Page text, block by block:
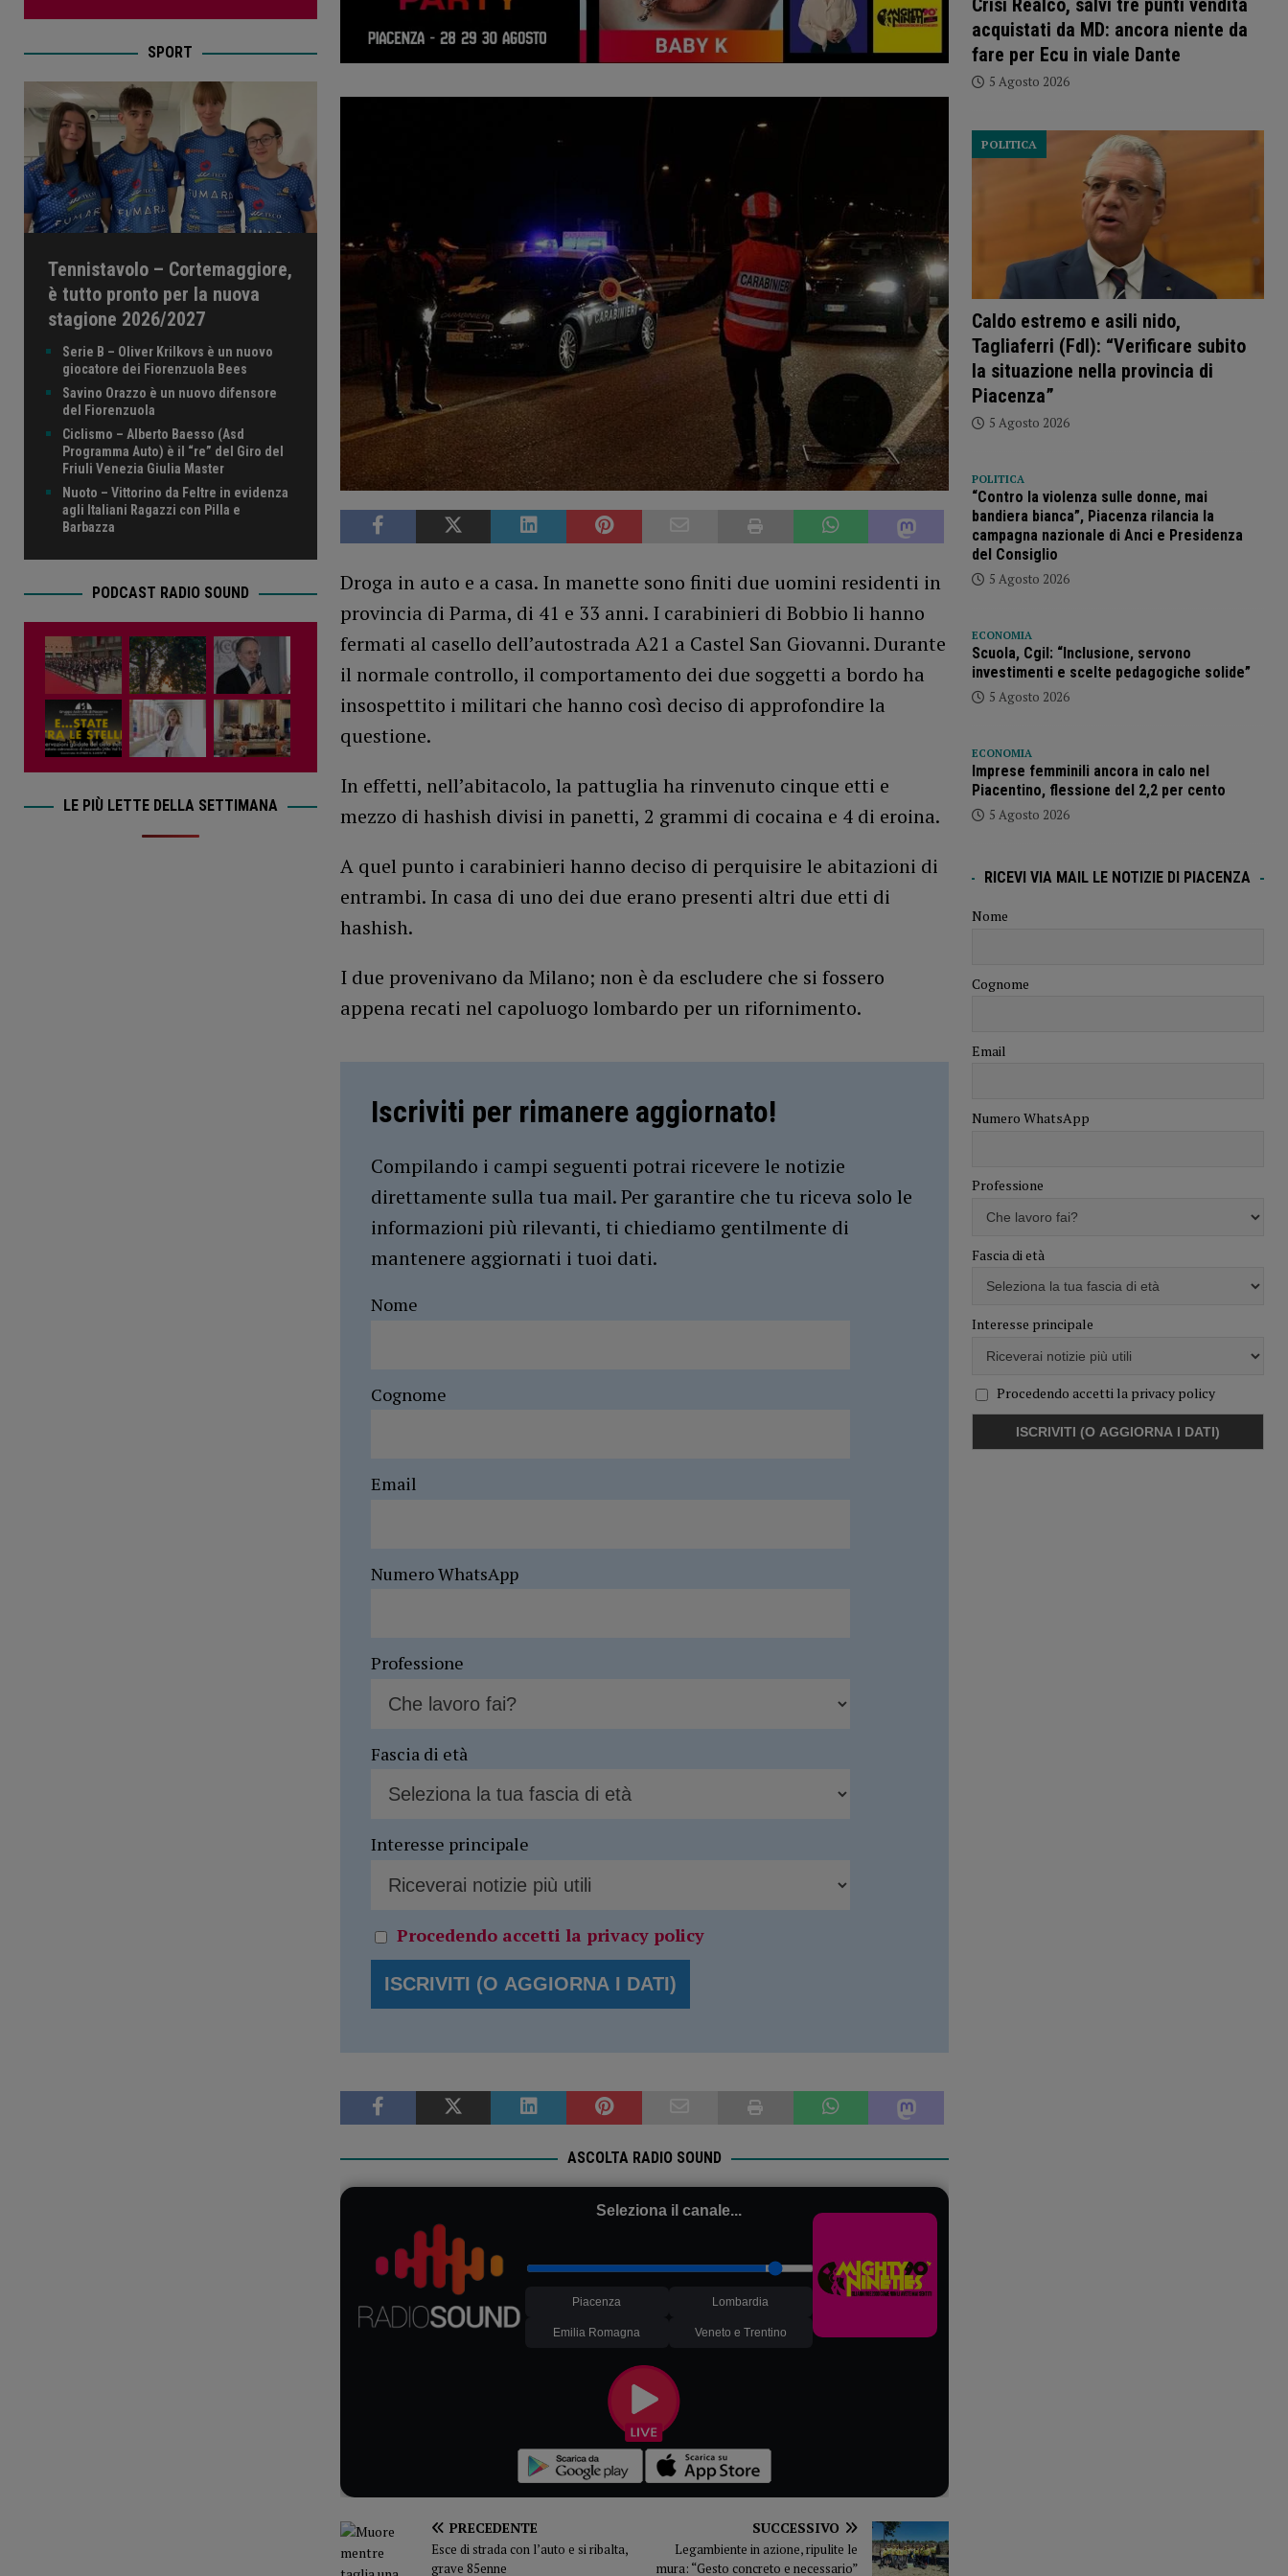
Droga in auto e a casa. In manette sono finiti due uomini residenti in
provincia di Parma, di 41 e 33 anni. I carabinieri di Bobbio li hanno
fermati al casello dell’autostrada A21 a Castel San Giovanni. Durante
il normale controllo, il comportamento dei due soggetti a bordo ha
insospettito i militari che hanno così deciso di approfondire la
questione.
In effetti, nell’abitacolo, la pattuglia ha rinvenuto cinque etti e
mezzo di hashish divisi in panetti, 2 grammi di cocaina e 4 di eroina.
A quel punto i carabinieri hanno deciso di perquisire le abitazioni di
entrambi. In casa di uno dei due erano presenti altri due etti di
hashish.
I due provenivano da Milano; non è da escludere che si fossero
appena recati nel capoluogo lombardo per un rifornimento.
Iscriviti per rimanere aggiornato!
Compilando i campi seguenti potrai ricevere le notizie
direttamente sulla tua mail. Per garantire che tu riceva solo le
informazioni più rilevanti, ti chiediamo gentilmente di
mantenere aggiornati i tuoi dati.
Nome
Cognome
Email
Numero WhatsApp
Professione
Fascia di età
Interesse principale
Procedendo accetti la privacy policy
ASCOLTA RADIO SOUND
Seleziona il canale...
Piacenza Lombardia
Emilia Romagna Veneto e Trentino
PRECEDENTE
Esce di strada con l’auto e si ribalta,
grave 85enne
SUCCESSIVO
Legambiente in azione, ripulite le
mura: “Gesto concreto e necessario”
SPORT
Tennistavolo – Cortemaggiore,
è tutto pronto per la nuova
stagione 2026/2027
Serie B – Oliver Krilkovs è un nuovo
giocatore dei Fiorenzuola Bees
Savino Orazzo è un nuovo difensore
del Fiorenzuola
Ciclismo – Alberto Baesso (Asd
Programma Auto) è il “re” del Giro del
Friuli Venezia Giulia Master
Nuoto – Vittorino da Feltre in evidenza
agli Italiani Ragazzi con Pilla e
Barbazza
PODCAST RADIO SOUND
LE PIÙ LETTE DELLA SETTIMANA
Crisi Realco, salvi tre punti vendita
acquistati da MD: ancora niente da
fare per Ecu in viale Dante
5 Agosto 2026
Caldo estremo e asili nido,
Tagliaferri (FdI): “Verificare subito
la situazione nella provincia di
Piacenza”
POLITICA
5 Agosto 2026
POLITICA
“Contro la violenza sulle donne, mai
bandiera bianca”, Piacenza rilancia la
campagna nazionale di Anci e Presidenza
del Consiglio
5 Agosto 2026
ECONOMIA
Scuola, Cgil: “Inclusione, servono
investimenti e scelte pedagogiche solide”
5 Agosto 2026
ECONOMIA
Imprese femminili ancora in calo nel
Piacentino, flessione del 2,2 per cento
5 Agosto 2026
RICEVI VIA MAIL LE NOTIZIE DI PIACENZA
Nome
Cognome
Email
Numero WhatsApp
Professione
Fascia di età
Interesse principale
Procedendo accetti la privacy policy